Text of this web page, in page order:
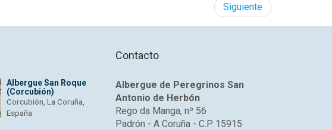
Siguiente
Albergue San Roque
(Corcubión)
Corcubión, La Coruña,
España
Contacto
Albergue de Peregrinos San
Antonio de Herbón
Rego da Manga, nº 56
Padrón - A Coruña - C.P. 15915